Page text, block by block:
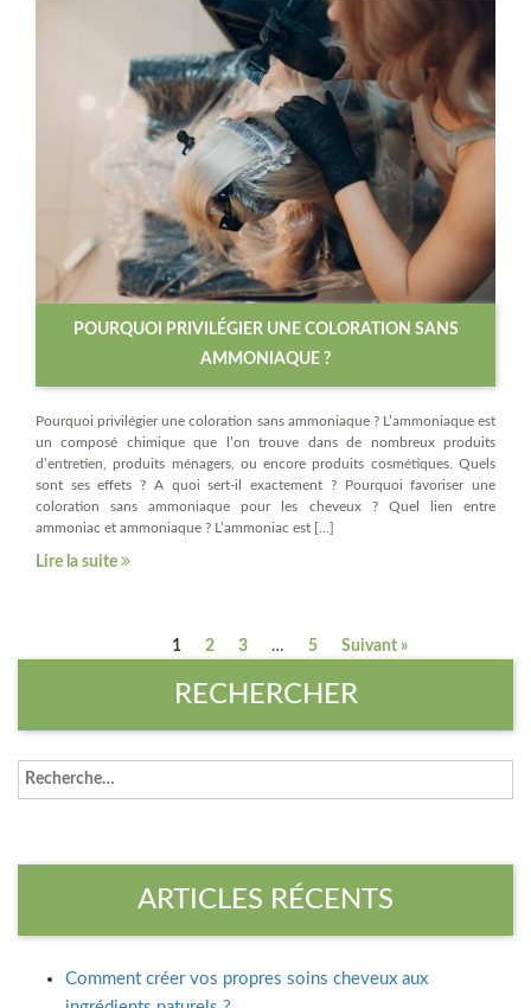
POURQUOI PRIVILÉGIER UNE COLORATION SANS
AMMONIAQUE ?
Pourquoi privilégier une coloration sans ammoniaque ? L’ammoniaque est
un composé chimique que l’on trouve dans de nombreux produits
d’entretien, produits ménagers, ou encore produits cosmétiques. Quels
sont ses effets ? A quoi sert-il exactement ? Pourquoi favoriser une
coloration sans ammoniaque pour les cheveux ? Quel lien entre
ammoniac et ammoniaque ? L’ammoniac est […]
Lire la suite
1 2 3 … 5 Suivant »
RECHERCHER
ARTICLES RÉCENTS
Comment créer vos propres soins cheveux aux